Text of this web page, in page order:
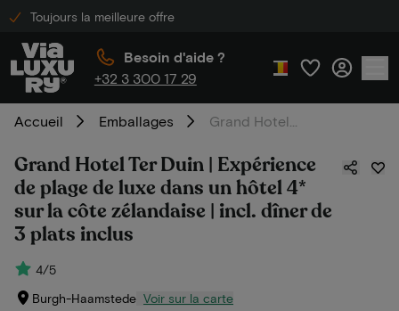
Toujours la meilleure offre
Besoin d'aide ?
+32 3 300 17 29
Accueil Emballages
Grand Hotel Ter Duin | Expérience
de plage de luxe dans un hôtel 4*
sur la côte zélandaise | incl. dîner de
3 plats inclus
4/5
Burgh-Haamstede Voir sur la carte